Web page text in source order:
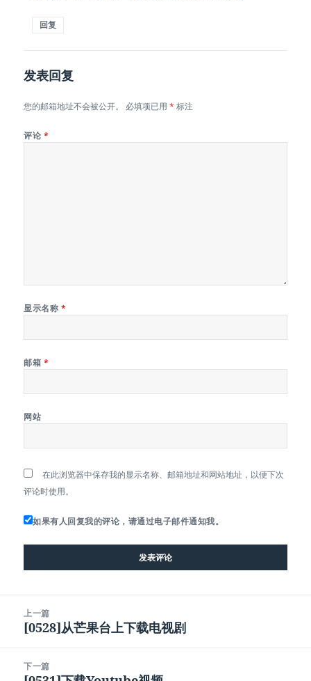
回复
发表回复
您的邮箱地址不会被公开。 必填项已用* 标注
评论 *
显示名称 *
邮箱 *
网站
在此浏览器中保存我的显示名称、邮箱地址和网站地址，以便下次
评论时使用。
如果有人回复我的评论，请通过电子邮件通知我。
上一篇
上
文
章：
[0528]从芒果台上下载电视剧
下一篇